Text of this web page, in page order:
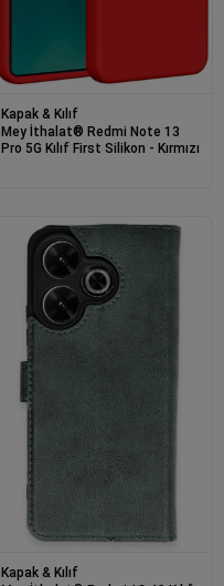
Kapak & Kılıf
Mey İthalat® Redmi Note 13
Pro 5G Kılıf First Silikon - Kırmızı
Kapak & Kılıf